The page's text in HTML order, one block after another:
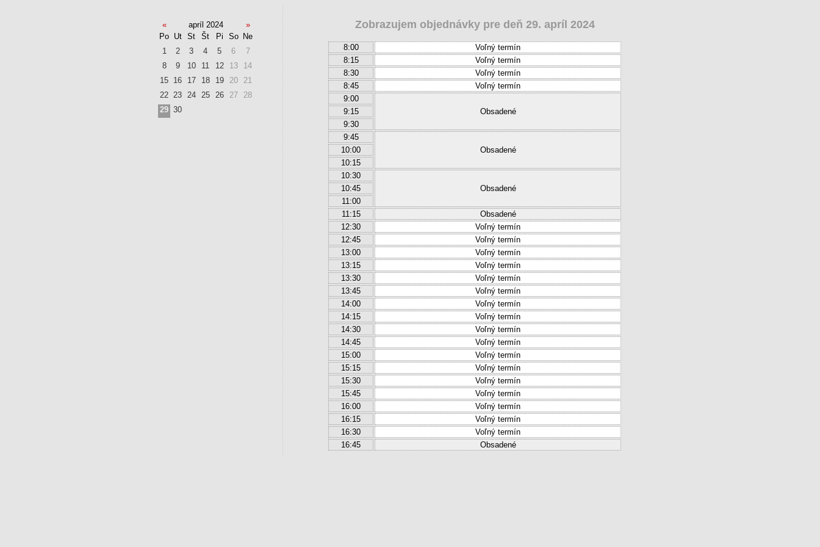
Zobrazujem objednávky pre deň 29. apríl 2024
8:00
Voľný termín
8:15
Voľný termín
8:30
Voľný termín
8:45
Voľný termín
9:00
Obsadené
9:15
9:30
9:45
Obsadené
10:00
10:15
10:30
Obsadené
10:45
11:00
11:15
Obsadené
12:30
Voľný termín
12:45
Voľný termín
13:00
Voľný termín
13:15
Voľný termín
13:30
Voľný termín
13:45
Voľný termín
14:00
Voľný termín
14:15
Voľný termín
14:30
Voľný termín
14:45
Voľný termín
15:00
Voľný termín
15:15
Voľný termín
15:30
Voľný termín
15:45
Voľný termín
16:00
Voľný termín
16:15
Voľný termín
16:30
Voľný termín
16:45
Obsadené
« apríl 2024
»
Po Ut St Št Pi So
Ne
1
2 3 4 5 6
7
8
9 10 11 12 13
14
15 16 17 18 19 20
21
22 23 24 25 26 27
28
29 30